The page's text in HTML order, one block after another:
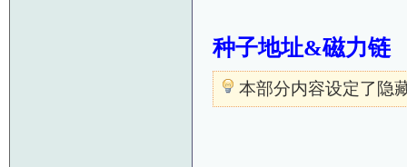
种子地址&磁力链
本部分内容设定了隐